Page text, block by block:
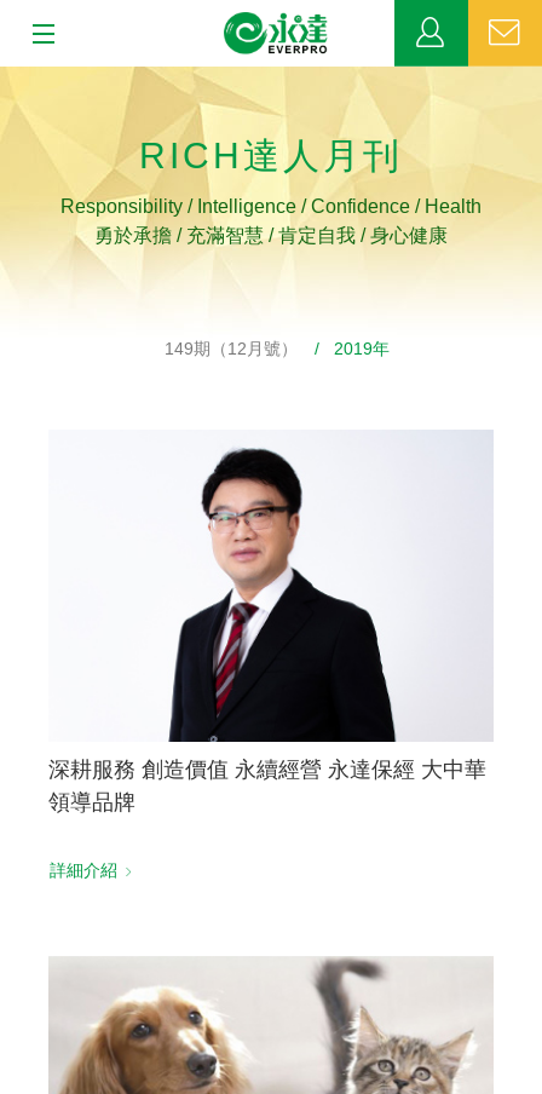
業務發展
MDRT
RICH達人月刊
Responsibility / Intelligence / Confidence / Health
勇於承擔 / 充滿智慧 / 肯定自我 / 身心健康
149期（12月號） / 2019年
深耕服務 創造價值 永續經營 永達保經 大中華
領導品牌
詳細介紹